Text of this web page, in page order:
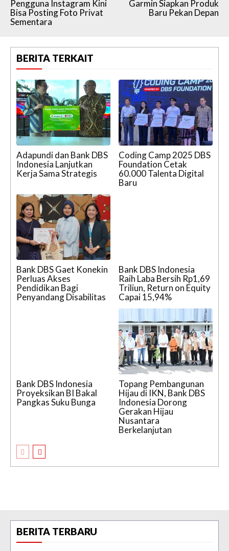
Pengguna Instagram Kini
Bisa Posting Foto Privat
Sementara
Garmin Siapkan Produk
Baru Pekan Depan
BERITA TERKAIT
Adapundi dan Bank DBS
Indonesia Lanjutkan
Kerja Sama Strategis
Coding Camp 2025 DBS
Foundation Cetak
60.000 Talenta Digital
Baru
Bank DBS Gaet Konekin
Perluas Akses
Pendidikan Bagi
Penyandang Disabilitas
Bank DBS Indonesia
Raih Laba Bersih Rp1,69
Triliun, Return on Equity
Capai 15,94%
Bank DBS Indonesia
Proyeksikan BI Bakal
Pangkas Suku Bunga
Topang Pembangunan
Hijau di IKN, Bank DBS
Indonesia Dorong
Gerakan Hijau
Nusantara
Berkelanjutan
BERITA TERBARU